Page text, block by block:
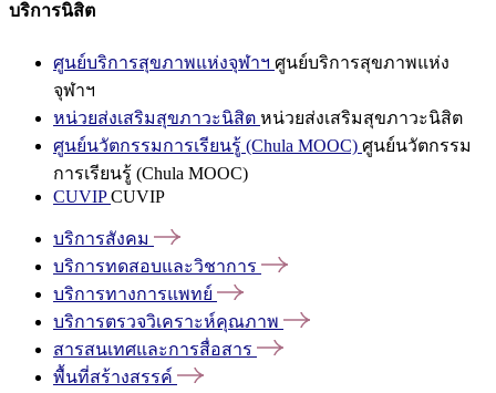
บริการนิสิต
ศูนย์บริการสุขภาพแห่งจุฬาฯ ศูนย์บริการสุขภาพแห่ง
จุฬาฯ
หน่วยส่งเสริมสุขภาวะนิสิต หน่วยส่งเสริมสุขภาวะนิสิต
ศูนย์นวัตกรรมการเรียนรู้ (Chula MOOC) ศูนย์นวัตกรรม
การเรียนรู้ (Chula MOOC)
CUVIPCUVIP
บริการสังคม
บริการทดสอบและวิชาการ
บริการทางการแพทย์
บริการตรวจวิเคราะห์คุณภาพ
สารสนเทศและการสื่อสาร
พื้นที่สร้างสรรค์